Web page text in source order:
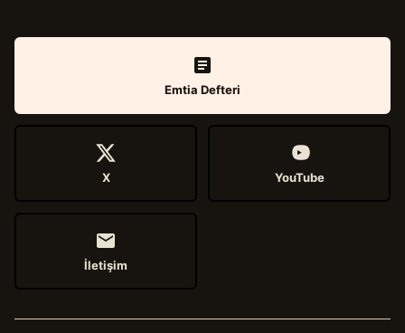
Emtia Defteri
X YouTube
İletişim